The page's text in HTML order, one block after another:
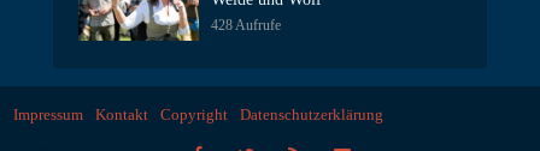
428 Aufrufe
Impressum Kontakt Copyright Datenschutzerklärung